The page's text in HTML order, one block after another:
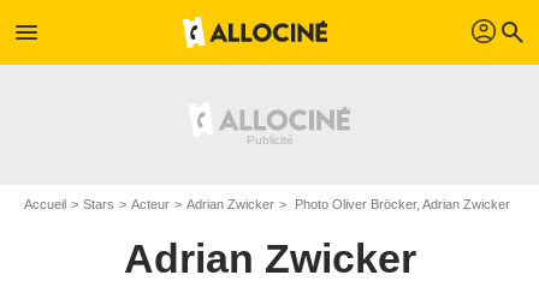
menu profil search
Accueil Stars Acteur Adrian Zwicker Photo Oliver Bröcker, Adrian Zwicker
Adrian Zwicker